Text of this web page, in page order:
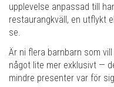
upplevelse anpassad till
restaurangkväll, en utflykt
se.
Är ni flera barnbarn som
något lite mer exklusivt —
mindre presenter var för